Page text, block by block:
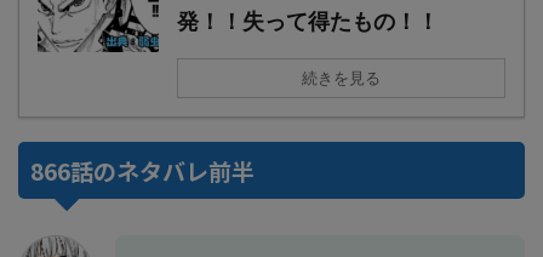
発！！失って得たもの！！
続きを見る
866話のネタバレ前半